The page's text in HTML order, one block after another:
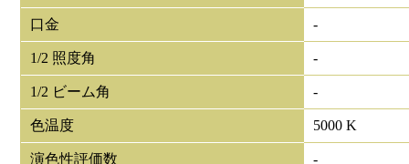
口金 -
1/2 照度角 -
1/2 ビーム角 -
色温度 5000 K
演色性評価数 -